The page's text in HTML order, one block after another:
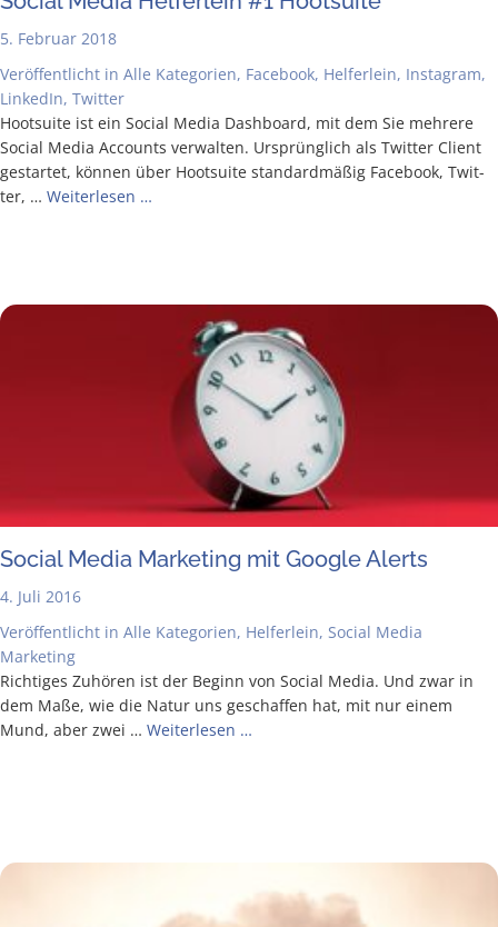
5. Februar 2018
Veröffentlicht in Alle Kategorien, Facebook, Helferlein, Instagram,
LinkedIn, Twitter
Hoot­suite ist ein Social Media Dash­board, mit dem Sie meh­re­re
Social Media Accounts ver­wal­ten. Ursprüng­lich als Twit­ter Cli­ent
gestar­tet, kön­nen über Hoot­suite stan­dard­mä­ßig Face­book, Twit­
ter, … Wei­ter­le­sen …
Social Media Mar­ke­ting mit Goog­le Alerts
4. Juli 2016
Veröffentlicht in Alle Kategorien, Helferlein, Social Media
Marketing
Rich­ti­ges Zuhö­ren ist der Beginn von Social Media. Und zwar in
dem Maße, wie die Natur uns geschaf­fen hat, mit nur einem
Mund, aber zwei … Wei­ter­le­sen …